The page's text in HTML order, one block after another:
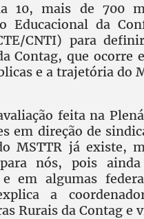
10, mais de 700
Educacional da
CNTI) para
Contag, que
e a trajetória do
feita na
em direção de
MSTTR já existe,
nós, pois
em algumas
a
Rurais da Contag e